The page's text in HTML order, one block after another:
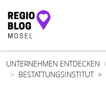
Hauptnavigation
UNTERNEHMEN ENTDECKEN
BESTATTUNGSINSTITUT